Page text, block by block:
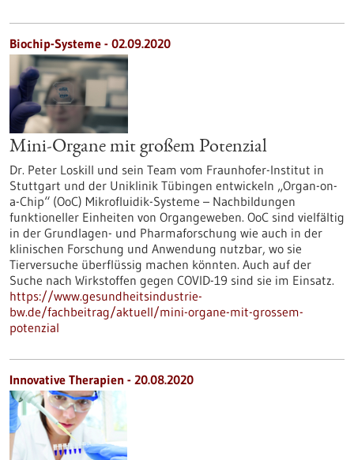
Biochip-Systeme - 02.09.2020
Mini-Organe mit großem Potenzial
Dr. Peter Loskill und sein Team vom Fraunhofer-Institut in
Stuttgart und der Uniklinik Tübingen entwickeln „Organ-on-
a-Chip“ (OoC) Mikrofluidik-Systeme – Nachbildungen
funktioneller Einheiten von Organgeweben. OoC sind vielfältig
in der Grundlagen- und Pharmaforschung wie auch in der
klinischen Forschung und Anwendung nutzbar, wo sie
Tierversuche überflüssig machen könnten. Auch auf der
Suche nach Wirkstoffen gegen COVID-19 sind sie im Einsatz.
https://www.gesundheitsindustrie-
bw.de/fachbeitrag/aktuell/mini-organe-mit-grossem-
potenzial
Innovative Therapien - 20.08.2020